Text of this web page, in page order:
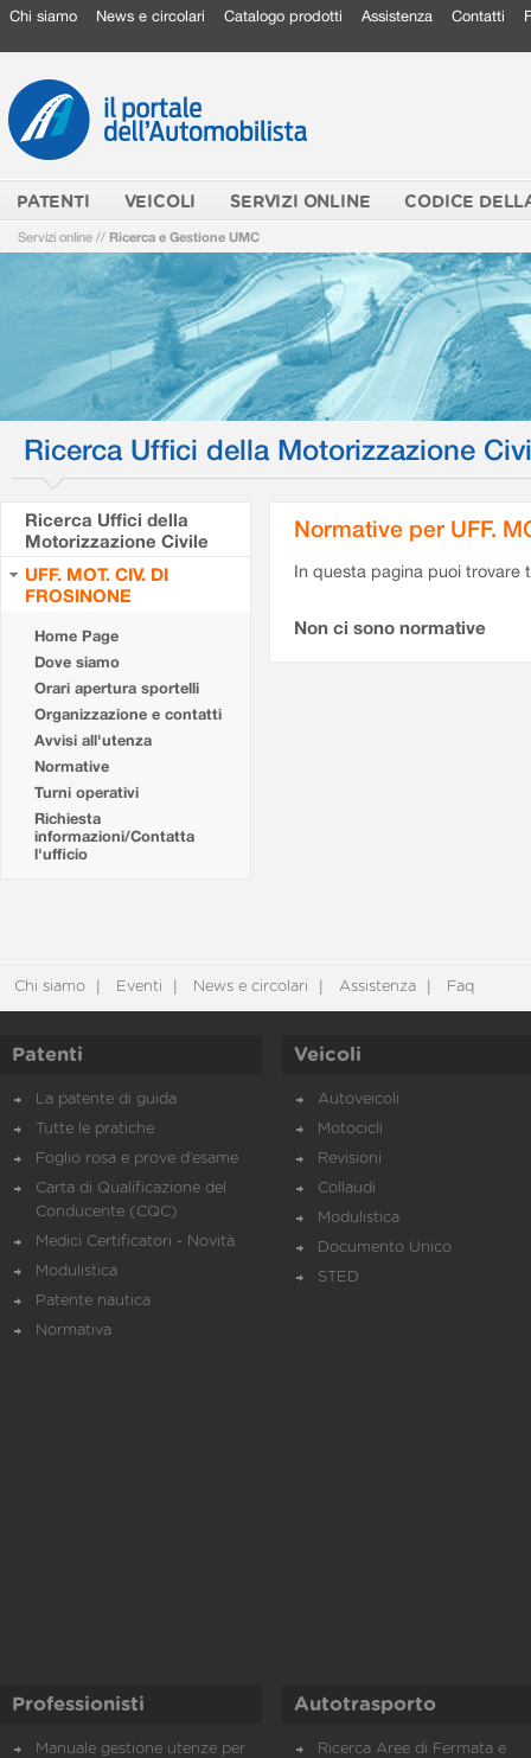
Chi siamo News e circolari Catalogo prodotti Assistenza Contatti
PATENTI VEICOLI SERVIZI ONLINE CODICE
Servizi online // Ricerca e Gestione UMC
Ricerca Uffici della Motorizzazione
Ricerca Uffici della
Motorizzazione Civile
UFF. MOT. CIV. DI
FROSINONE
Home Page
Dove siamo
Orari apertura sportelli
Organizzazione e contatti
Avvisi all'utenza
Normative
Turni operativi
Richiesta
informazioni/Contatta
l'ufficio
Normative per UFF.
In questa pagina puoi
Non ci sono normative
Chi siamo Eventi News e circolari Assistenza Faq
Patenti
La patente di guida
Tutte le pratiche
Foglio rosa e prove d’esame
Carta di Qualificazione del
Conducente (CQC)
Medici Certificatori - Novità
Modulistica
Patente nautica
Normativa
Veicoli
Autoveicoli
Motocicli
Revisioni
Collaudi
Modulistica
Documento Unico
STED
Professionisti
Manuale gestione utenze per
Autotrasporto
Ricerca Aree di Fermata e